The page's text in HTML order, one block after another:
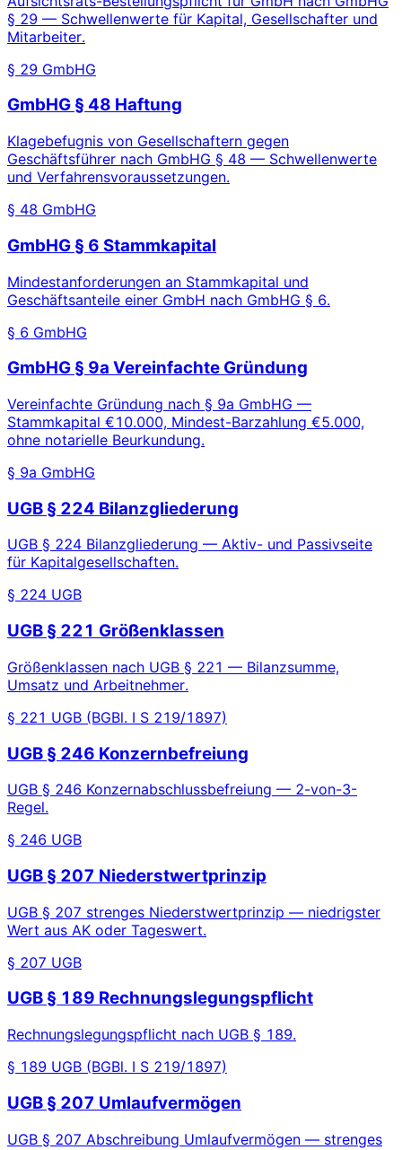
§ 29 — Schwellenwerte für Kapital, Gesellschafter und
Mitarbeiter.
§ 29 GmbHG
GmbHG § 48 Haftung
Klagebefugnis von Gesellschaftern gegen
Geschäftsführer nach GmbHG § 48 — Schwellenwerte
und Verfahrensvoraussetzungen.
§ 48 GmbHG
GmbHG § 6 Stammkapital
Mindestanforderungen an Stammkapital und
Geschäftsanteile einer GmbH nach GmbHG § 6.
§ 6 GmbHG
GmbHG § 9a Vereinfachte Gründung
Vereinfachte Gründung nach § 9a GmbHG —
Stammkapital €10.000, Mindest-Barzahlung €5.000,
ohne notarielle Beurkundung.
§ 9a GmbHG
UGB § 224 Bilanzgliederung
UGB § 224 Bilanzgliederung — Aktiv- und Passivseite
für Kapitalgesellschaften.
§ 224 UGB
UGB § 221 Größenklassen
Größenklassen nach UGB § 221 — Bilanzsumme,
Umsatz und Arbeitnehmer.
§ 221 UGB (BGBl. I S 219/1897)
UGB § 246 Konzernbefreiung
UGB § 246 Konzernabschlussbefreiung — 2-von-3-
Regel.
§ 246 UGB
UGB § 207 Niederstwertprinzip
UGB § 207 strenges Niederstwertprinzip — niedrigster
Wert aus AK oder Tageswert.
§ 207 UGB
UGB § 189 Rechnungslegungspflicht
Rechnungslegungspflicht nach UGB § 189.
§ 189 UGB (BGBl. I S 219/1897)
UGB § 207 Umlaufvermögen
UGB § 207 Abschreibung Umlaufvermögen — strenges